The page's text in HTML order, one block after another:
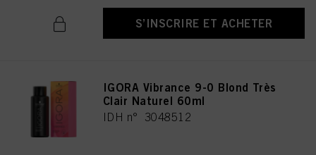
S’INSCRIRE ET ACHETER
IGORA Vibrance 9-0 Blond Très
Clair Naturel 60ml
IDH n° 3048512